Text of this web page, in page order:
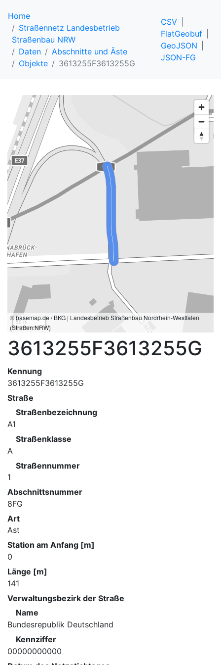
Home
Straßennetz Landesbetrieb
Straßenbau NRW
Daten
Abschnitte und Äste
Objekte
3613255F3613255G
CSV
FlatGeobuf
GeoJSON
JSON-FG
50 m
© basemap.de / BKG | Landesbetrieb Straßenbau Nordrhein-Westfalen
(Straßen.NRW)
3613255F3613255G
Kennung
3613255F3613255G
Straße
Straßenbezeichnung
A1
Straßenklasse
A
Straßennummer
1
Abschnittsnummer
8FG
Art
Ast
Station am Anfang [m]
0
Länge [m]
141
Verwaltungsbezirk der Straße
Name
Bundesrepublik Deutschland
Kennziffer
00000000000